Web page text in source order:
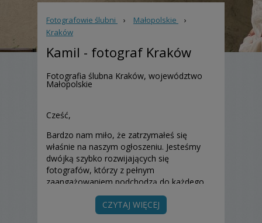
Fotografowie ślubni › Małopolskie
›
Kraków
Kamil - fotograf Kraków
Fotografia ślubna Kraków, województwo
Małopolskie
Cześć,
Bardzo nam miło, że zatrzymałeś się
właśnie na naszym ogłoszeniu. Jesteśmy
dwójką szybko rozwijających się
fotografów, którzy z pełnym
zaangażowaniem podchodzą do każdego
reportażu. Jednym z naszych atutów jest
praca w duecie przez co nie umknie nam
żaden ważny moment. Jeśli jesteście
CZYTAJ WIĘCEJ